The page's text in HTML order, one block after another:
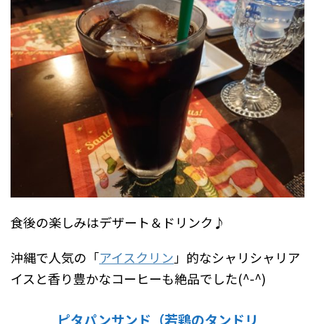
食後の楽しみはデザート＆ドリンク♪
沖縄で人気の「アイスクリン 」的なシャリシャリア
イスと香り豊かなコーヒーも絶品でした(^-^)
ピタパンサンド（若鶏のタンドリ